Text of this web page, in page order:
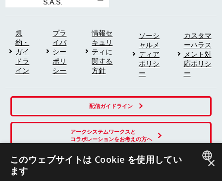
S.A.S.
規
約・
ガイ
ドラ
イン
プラ
イバ
シー
ポリ
シー
情報セ
キュリ
ティに
関する
方針
ソーシ
ャルメ
ディア
ポリシ
ー
カスタマ
ーハラス
メント対
応ポリシ
ー
配信ガイドライン
アークシステムワークスと
コラボレーションをお考えの方へ
SNS
×
このウェブサイトは Cookie を使用してい
ます